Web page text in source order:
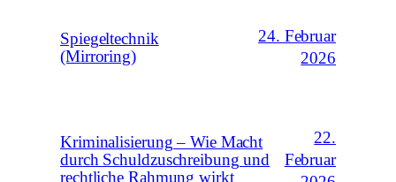
Spiegeltechnik
(Mirroring)
24. Februar
2026
Kriminalisierung – Wie Macht
durch Schuldzuschreibung und
rechtliche Rahmung wirkt
22.
Februar